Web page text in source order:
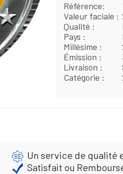
Référence
Valeur faciale
Qualité
Pays
Millésime
Émission
Livraison
Catégorie
Un service de qualité
Satisfait ou